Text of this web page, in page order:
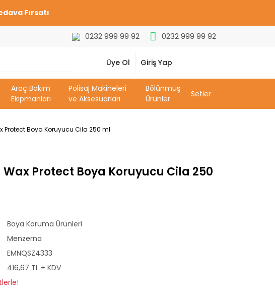
Fırsatı
0232 999 99 92 0232 999 99 92
Üye Ol Giriş Yap
Araç Bakım
Ekipmanları
Polisaj Makineleri
ve Aksesuarları
Bölünmüş
Ürünler
Setler
Protect Boya Koruyucu Cila 250 ml
Protect Boya Koruyucu Cila 250
Boya Koruma Ürünleri
Menzerna
EMNQSZ4333
416,67 TL + KDV